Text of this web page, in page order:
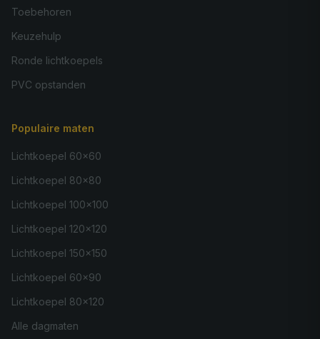
Toebehoren
Keuzehulp
Ronde lichtkoepels
PVC opstanden
Populaire maten
Lichtkoepel 60×60
Lichtkoepel 80×80
Lichtkoepel 100×100
Lichtkoepel 120×120
Lichtkoepel 150×150
Lichtkoepel 60×90
Lichtkoepel 80×120
Alle dagmaten